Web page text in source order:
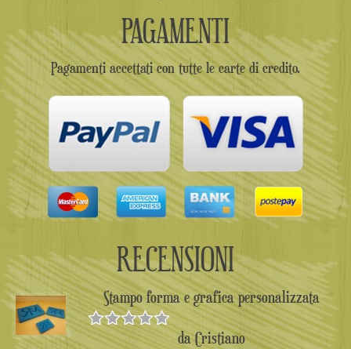
PAGAMENTI
Pagamenti accettati con tutte le carte di credito.
RECENSIONI
Stampo forma e grafica personalizzata
Valutato5
da Cristiano